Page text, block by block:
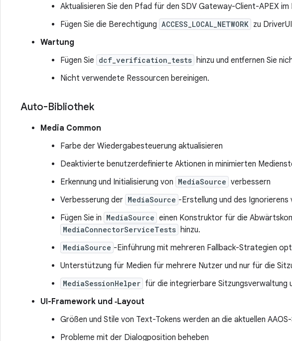
Aktualisieren Sie den Pfad für den SDV Gateway-Client-APEX im
Fügen Sie die Berechtigung ACCESS_LOCAL_NETWORK zu
Wartung
Fügen Sie dcf_verification_tests hinzu und entfernen Sie
Nicht verwendete Ressourcen bereinigen.
Auto-Bibliothek
Media Common
Farbe der Wiedergabesteuerung aktualisieren
Deaktivierte benutzerdefinierte Aktionen in minimierten
Erkennung und Initialisierung von MediaSource verbessern
Verbesserung der MediaSource -Erstellung und des Ignorierens
Fügen Sie in MediaSource einen Konstruktor für die
MediaConnectorServiceTests hinzu.
MediaSource -Einführung mit mehreren Fallback-Strategien
Unterstützung für Medien für mehrere Nutzer und nur für die
MediaSessionHelper für die integrierbare Sitzungsverwaltung
UI-Framework und ‑Layout
Größen und Stile von Text-Tokens werden an die aktuellen
Probleme mit der Dialogposition beheben